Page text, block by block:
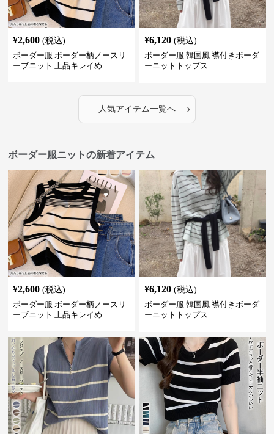
¥2,600 (税込)
ボーダー服 ボーダー柄ノースリ
ーブニット 上品キレイめ
¥6,120 (税込)
ボーダー服 韓国風 襟付きボーダ
ーニットトップス
人気アイテム一覧へ ›
ボーダー服ニットの新着アイテム
¥2,600 (税込)
ボーダー服 ボーダー柄ノースリ
ーブニット 上品キレイめ
¥6,120 (税込)
ボーダー服 韓国風 襟付きボーダ
ーニットトップス